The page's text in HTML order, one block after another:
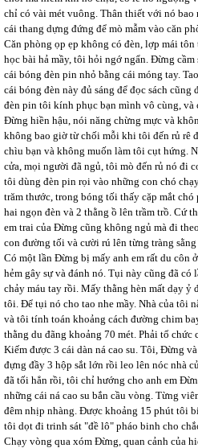
chỉ có vài mét vuông. Thân thiết với nó bao
cái thang dựng đứng để mò mẫm vào căn
Căn phòng ọp ẹp không có đèn, lợp mái
học bài hả mầy, tôi hỏi ngớ ngẩn. Đừng
cái bóng đèn pin nhỏ bằng cái móng tay.
cái bóng đèn này đủ sáng để đọc sách cũng
đèn pin tôi kính phục bạn mình vô cùng, và
Đừng hiền hậu, nói năng chừng mực và
không bao giờ từ chối mỗi khi tôi đến rủ rê
chìu bạn và không muốn làm tôi cụt hứng.
cửa, mọi người đã ngủ, tôi mò đến rủ nó đi
tôi dùng đèn pin rọi vào những con chó
trăm thước, trong bóng tối thấy cặp mắt
hai ngọn đèn và 2 thằng ồ lên trầm trồ. Cứ
em trai của Đừng cũng không ngủ mà đi
con đường tối và cười rú lên từng tràng
Có một lần Đừng bị mấy anh em rất du côn
hẻm gây sự và đánh nó. Tụi này cũng đã
chảy máu tay rồi. Mấy thằng hèn mất dạy ỷ
tôi. Để tụi nó cho tao nhe mầy. Nhà của tôi
và tôi tính toán khoảng cách đường chim
thằng du đãng khoảng 70 mét. Phải tổ
Kiếm được 3 cái dàn ná cao su. Tôi, Đừng
đựng đầy 3 hộp sắt lớn rồi leo lên nóc nhà
đã tối hẳn rồi, tôi chỉ hướng cho anh em
những cái ná cao su bắn cầu vòng. Từng
đêm nhịp nhàng. Được khoảng 15 phút tôi
tôi dọt đi trinh sát "đề lô" pháo binh cho
Chạy vòng qua xóm Đừng, quan cảnh của